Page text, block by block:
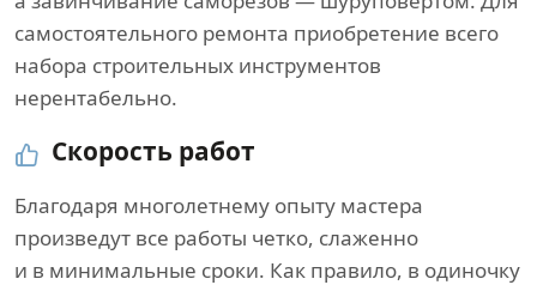
самостоятельного ремонта приобретение всего
набора строительных инструментов
нерентабельно.
Скорость работ
Благодаря многолетнему опыту мастера
произведут все работы четко, слаженно
и в минимальные сроки. Как правило, в одиночку